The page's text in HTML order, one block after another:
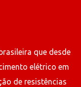
que desde
elétrico em
de resistências